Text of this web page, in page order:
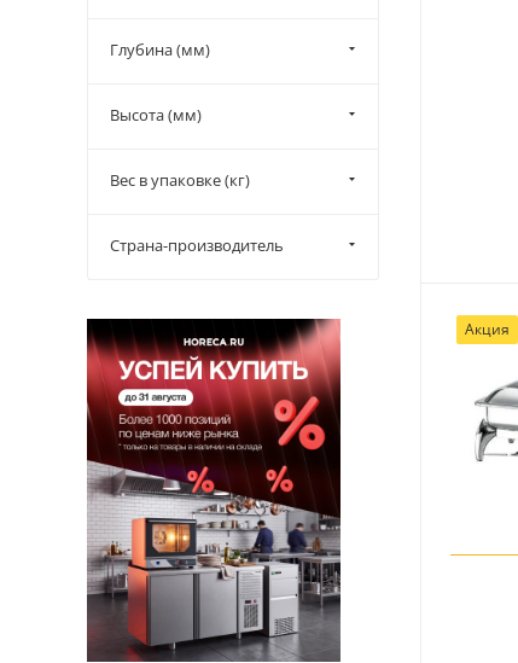
Акция
Глубина (мм)
Высота (мм)
Вес в упаковке (кг)
Страна-производитель